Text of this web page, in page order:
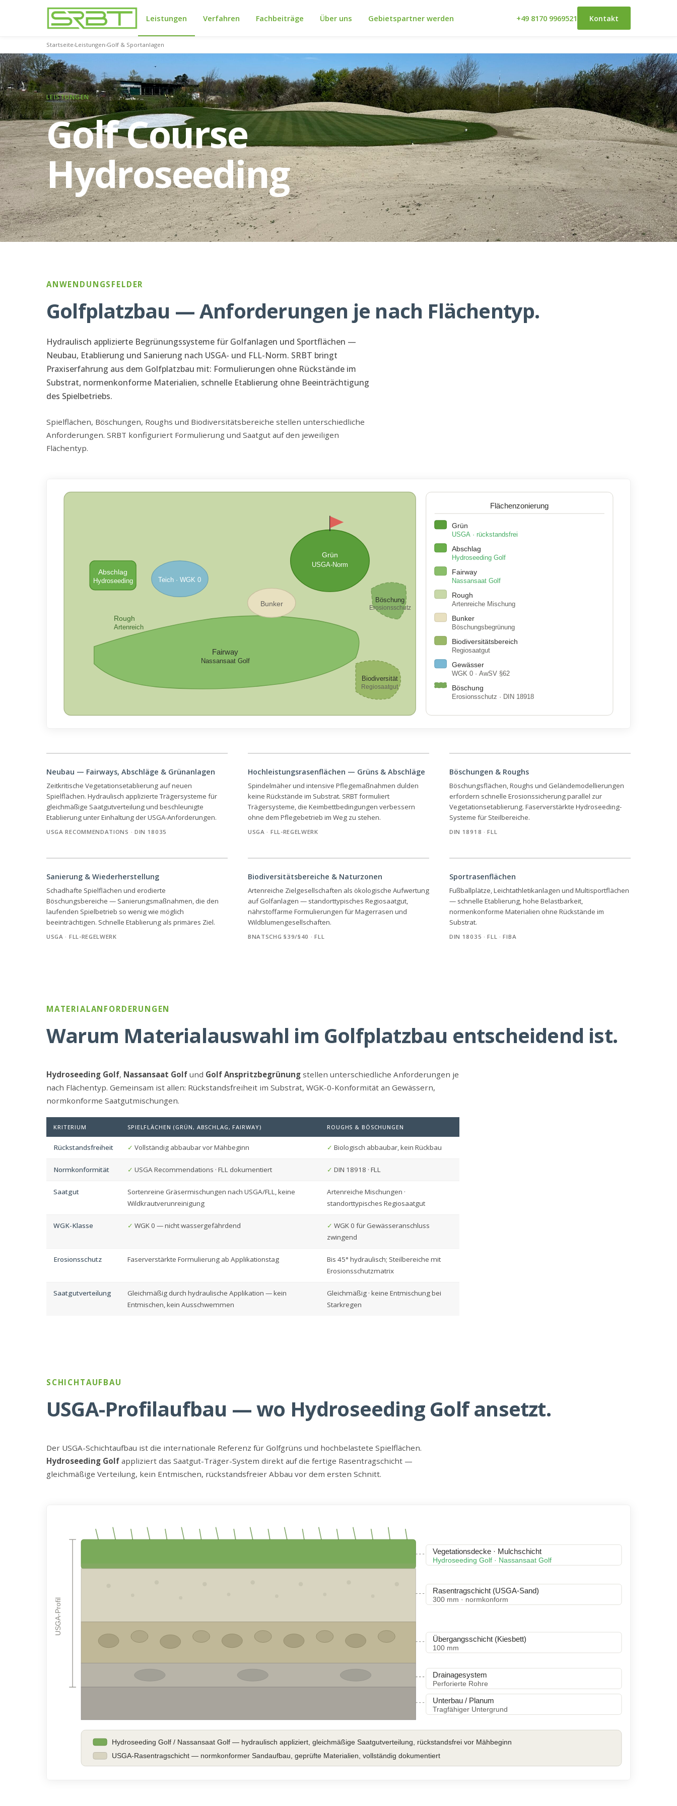
Leistungen Verfahren Fachbeiträge Über uns Gebietspartner werden +49 8170 9969521 Kontakt
Startseite›Leistungen›Golf & Sportanlagen
LEISTUNGEN
Golf Course
Hydroseeding
ANWENDUNGSFELDER
Golfplatzbau — Anforderungen je nach Flächentyp.
Hydraulisch applizierte Begrünungssysteme für Golfanlagen und Sportflächen —
Neubau, Etablierung und Sanierung nach USGA- und FLL-Norm. SRBT bringt
Praxiserfahrung aus dem Golfplatzbau mit: Formulierungen ohne Rückstände im
Substrat, normenkonforme Materialien, schnelle Etablierung ohne Beeinträchtigung
des Spielbetriebs.
Spielflächen, Böschungen, Roughs und Biodiversitätsbereiche stellen unterschiedliche
Anforderungen. SRBT konfiguriert Formulierung und Saatgut auf den jeweiligen
Flächentyp.
Fairway
Nassansaat Golf
Grün
USGA-Norm
Abschlag
Hydroseeding
Bunker
Rough
Artenreich
Biodiversität
Regiosaatgut
Teich · WGK 0
Böschung
Erosionsschutz
Flächenzonierung
Grün
USGA · rückstandsfrei
Abschlag
Hydroseeding Golf
Fairway
Nassansaat Golf
Rough
Artenreiche Mischung
Bunker
Böschungsbegrünung
Biodiversitätsbereich
Regiosaatgut
Gewässer
WGK 0 · AwSV §62
Böschung
Erosionsschutz · DIN 18918
Neubau — Fairways, Abschläge & Grünanlagen
Zeitkritische Vegetationsetablierung auf neuen
Spielflächen. Hydraulisch applizierte Trägersysteme für
gleichmäßige Saatgutverteilung und beschleunigte
Etablierung unter Einhaltung der USGA-Anforderungen.
USGA RECOMMENDATIONS · DIN 18035
Hochleistungsrasenflächen — Grüns & Abschläge
Spindelmäher und intensive Pflegemaßnahmen dulden
keine Rückstände im Substrat. SRBT formuliert
Trägersysteme, die Keimbettbedingungen verbessern
ohne dem Pflegebetrieb im Weg zu stehen.
USGA · FLL-REGELWERK
Böschungen & Roughs
Böschungsflächen, Roughs und Geländemodellierungen
erfordern schnelle Erosionssicherung parallel zur
Vegetationsetablierung. Faserverstärkte Hydroseeding-
Systeme für Steilbereiche.
DIN 18918 · FLL
Sanierung & Wiederherstellung
Schadhafte Spielflächen und erodierte
Böschungsbereiche — Sanierungsmaßnahmen, die den
laufenden Spielbetrieb so wenig wie möglich
beeinträchtigen. Schnelle Etablierung als primäres Ziel.
USGA · FLL-REGELWERK
Biodiversitätsbereiche & Naturzonen
Artenreiche Zielgesellschaften als ökologische Aufwertung
auf Golfanlagen — standorttypisches Regiosaatgut,
nährstoffarme Formulierungen für Magerrasen und
Wildblumengesellschaften.
BNATSCHG §39/§40 · FLL
Sportrasenflächen
Fußballplätze, Leichtathletikanlagen und Multisportflächen
— schnelle Etablierung, hohe Belastbarkeit,
normenkonforme Materialien ohne Rückstände im
Substrat.
DIN 18035 · FLL · FIBA
MATERIALANFORDERUNGEN
Warum Materialauswahl im Golfplatzbau entscheidend ist.
Hydroseeding Golf, Nassansaat Golf und Golf Anspritzbegrünung stellen unterschiedliche Anforderungen je
nach Flächentyp. Gemeinsam ist allen: Rückstandsfreiheit im Substrat, WGK-0-Konformität an Gewässern,
normkonforme Saatgutmischungen.
KRITERIUM SPIELFLÄCHEN (GRÜN, ABSCHLAG, FAIRWAY) ROUGHS & BÖSCHUNGEN
Rückstandsfreiheit ✓ Vollständig abbaubar vor Mähbeginn ✓ Biologisch abbaubar, kein Rückbau
Normkonformität ✓ USGA Recommendations · FLL dokumentiert ✓ DIN 18918 · FLL
Saatgut
Sortenreine Gräsermischungen nach USGA/FLL, keine
Wildkrautverunreinigung
Artenreiche Mischungen ·
standorttypisches Regiosaatgut
WGK-Klasse ✓ WGK 0 — nicht wassergefährdend ✓ WGK 0 für Gewässeranschluss
zwingend
Erosionsschutz Faserverstärkte Formulierung ab Applikationstag
Bis 45° hydraulisch; Steilbereiche mit
Erosionsschutzmatrix
Saatgutverteilung
Gleichmäßig durch hydraulische Applikation — kein
Entmischen, kein Ausschwemmen
Gleichmäßig · keine Entmischung bei
Starkregen
SCHICHTAUFBAU
USGA-Profilaufbau — wo Hydroseeding Golf ansetzt.
Der USGA-Schichtaufbau ist die internationale Referenz für Golfgrüns und hochbelastete Spielflächen.
Hydroseeding Golf appliziert das Saatgut-Träger-System direkt auf die fertige Rasentragschicht —
gleichmäßige Verteilung, kein Entmischen, rückstandsfreier Abbau vor dem ersten Schnitt.
USGA-Profil
Vegetationsdecke · Mulchschicht
Hydroseeding Golf · Nassansaat Golf
Rasentragschicht (USGA-Sand)
300 mm · normkonform
Übergangsschicht (Kiesbett)
100 mm
Drainagesystem
Perforierte Rohre
Unterbau / Planum
Tragfähiger Untergrund
Hydroseeding Golf / Nassansaat Golf — hydraulisch appliziert, gleichmäßige Saatgutverteilung, rückstandsfrei vor Mähbeginn
USGA-Rasentragschicht — normkonformer Sandaufbau, geprüfte Materialien, vollständig dokumentiert